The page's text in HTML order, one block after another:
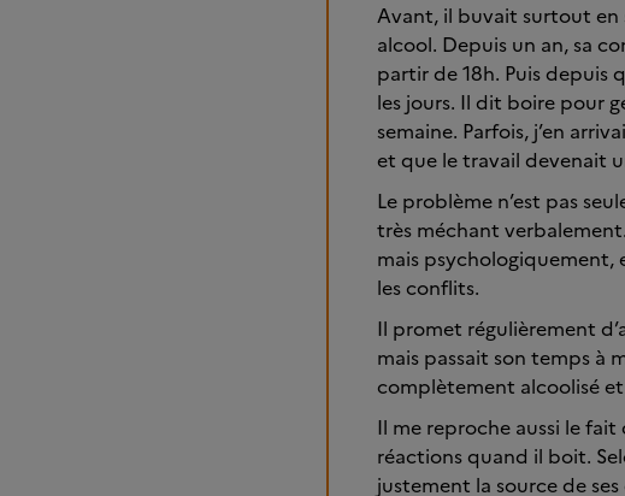
Avant, il buvait surtout en
alcool. Depuis un an, sa
partir de 18h. Puis depuis
les jours. Il dit boire pour
semaine. Parfois, j’en
et que le travail devenait
Le problème n’est pas
très méchant
mais psychologiquement,
les conflits.
Il promet régulièrement
mais passait son temps à
complètement alcoolisé
Il me reproche aussi le fait
réactions quand il boit.
justement la source de